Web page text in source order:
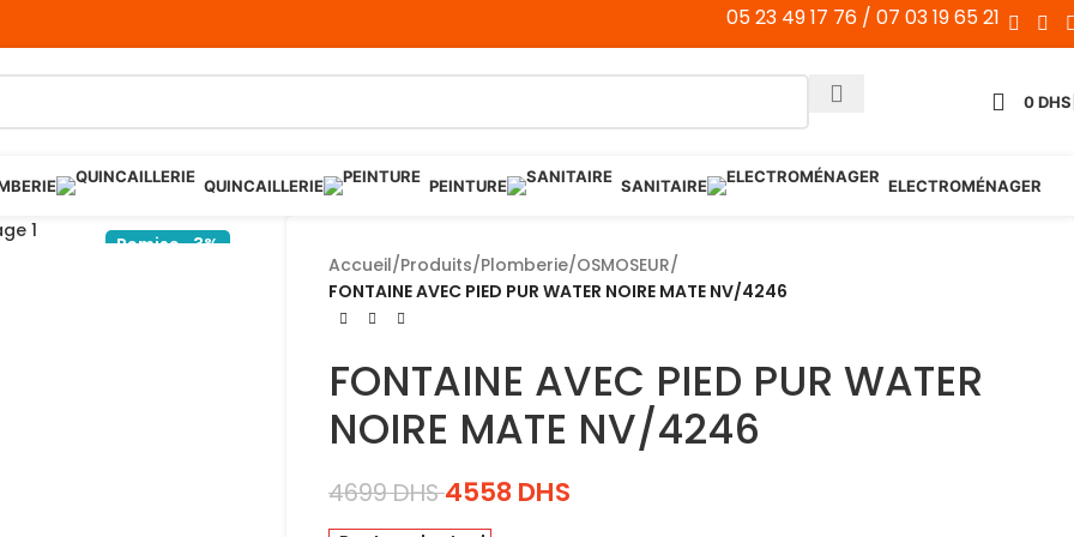
05 23 49 17 76 / 07 03 19 65 21
0DHS
QUINCAILLERIE PEINTURE SANITAIRE ELECTROMÉNAGER
Remise -3%
Accueil/Produits/Plomberie/OSMOSEUR/
FONTAINE AVEC PIED PUR WATER NOIRE MATE NV/4246
FONTAINE AVEC PIED PUR WATER
NOIRE MATE NV/4246
4699DHS 4558 DHS